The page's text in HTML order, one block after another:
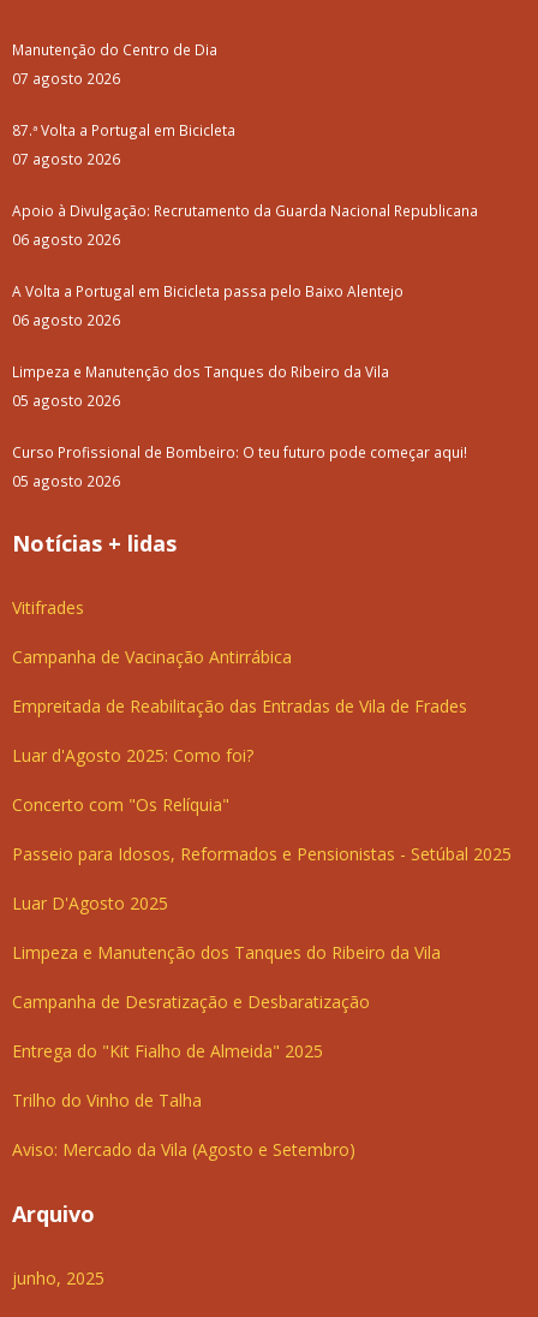
Manutenção do Centro de Dia
07 agosto 2026
87.ª Volta a Portugal em Bicicleta
07 agosto 2026
Apoio à Divulgação: Recrutamento da Guarda Nacional Republicana
06 agosto 2026
A Volta a Portugal em Bicicleta passa pelo Baixo Alentejo
06 agosto 2026
Limpeza e Manutenção dos Tanques do Ribeiro da Vila
05 agosto 2026
Curso Profissional de Bombeiro: O teu futuro pode começar aqui!
05 agosto 2026
Notícias + lidas
Vitifrades
Campanha de Vacinação Antirrábica
Empreitada de Reabilitação das Entradas de Vila de Frades
Luar d'Agosto 2025: Como foi?
Concerto com "Os Relíquia"
Passeio para Idosos, Reformados e Pensionistas - Setúbal 2025
Luar D'Agosto 2025
Limpeza e Manutenção dos Tanques do Ribeiro da Vila
Campanha de Desratização e Desbaratização
Entrega do "Kit Fialho de Almeida" 2025
Trilho do Vinho de Talha
Aviso: Mercado da Vila (Agosto e Setembro)
Arquivo
junho, 2025